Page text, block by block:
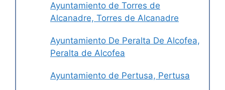
Ayuntamiento de Torres de
Alcanadre, Torres de Alcanadre
Ayuntamiento De Peralta De Alcofea,
Peralta de Alcofea
Ayuntamiento de Pertusa, Pertusa